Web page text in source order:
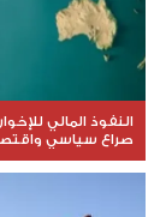
النفوذ المالي
صراع سياسي